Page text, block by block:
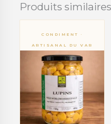
Produits similaires